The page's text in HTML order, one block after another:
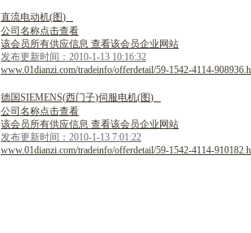
直流电动机(图)
公司名称点击查看
该会员所有供应信息 查看该会员企业网站
发布更新时间：2010-1-13 10:16:32
www.01dianzi.com/tradeinfo/offerdetail/59-1542-4114-
德国SIEMENS(西门子)伺 服电机(图)
公司名称点击查看
该会员所有供应信息 查看该会员企业网站
发布更新时间：2010-1-13 7:01:22
www.01dianzi.com/tradeinfo/offerdetail/59-1542-4114-